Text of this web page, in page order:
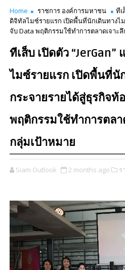
Home ราชการ องค์การมหาชน
ทีเ
ดิจิทัลไมซ์รายแรก เปิดพื้นที่นักเดินทางไ
จับ Data พฤติกรรมใช้ทำการตลาดเจาะ
ทีเส็บ เปิดตัว
ไมซ์รายแรก เปิดพื้นที่นั
กระจายรายได้สู่ธุรกิจท้
พฤติกรรมใช้ทำการตล
กลุ่มเป้าหมาย
Siam Outlook 2 months ago ร